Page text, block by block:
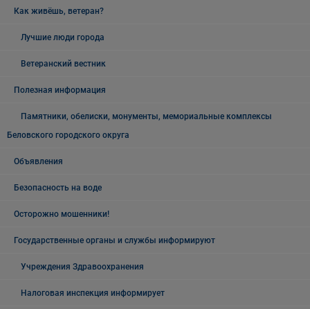
Как живёшь, ветеран?
Лучшие люди города
Ветеранский вестник
Полезная информация
Памятники, обелиски, монументы, мемориальные комплексы
Беловского городского округа
Объявления
Безопасность на воде
Осторожно мошенники!
Государственные органы и службы информируют
Учреждения Здравоохранения
Налоговая инспекция информирует